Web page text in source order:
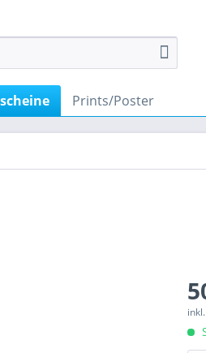
Prints/Poster